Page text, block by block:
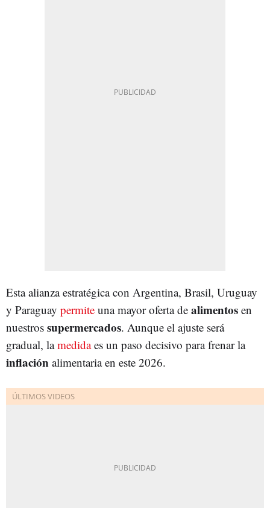
Esta alianza estratégica con Argentina, Brasil, Uruguay
y Paraguay permite una mayor oferta de alimentos en
nuestros supermercados. Aunque el ajuste será
gradual, lamedidaes un paso decisivo para frenar la
inflación alimentaria en este 2026.